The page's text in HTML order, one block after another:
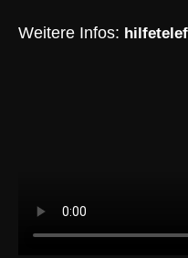
Weitere Infos: